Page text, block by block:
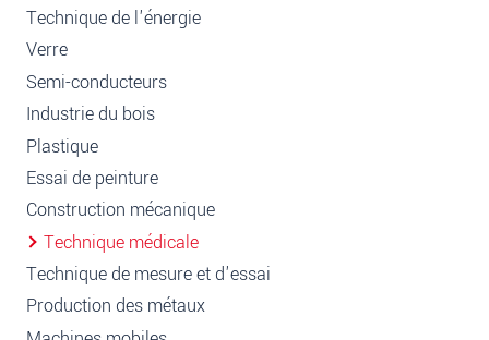
Technique de l'énergie
Verre
Semi-conducteurs
Industrie du bois
Plastique
Essai de peinture
Construction mécanique
Technique médicale
Technique de mesure et d'essai
Production des métaux